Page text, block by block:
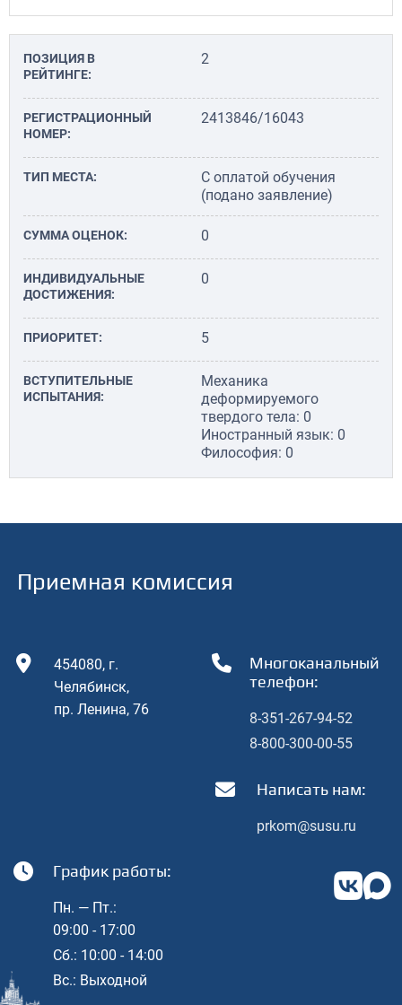
ПОЗИЦИЯ В
РЕЙТИНГЕ:
2
РЕГИСТРА­ЦИОННЫЙ
НОМЕР:
2413846/16043
ТИП МЕСТА:
С оплатой обучения
(подано заявление)
СУММА ОЦЕНОК: 0
ИНДИВИДУАЛЬНЫЕ
ДОСТИЖЕНИЯ:
0
ПРИОРИТЕТ: 5
ВСТУПИТЕЛЬНЫЕ
ИСПЫТАНИЯ:
Механика
деформируемого
твердого тела: 0
Иностранный язык: 0
Философия: 0
Приемная комиссия
454080, г.
Челябинcк,
пр. Ленина, 76
Многоканальный
телефон:
8-351-267-94-52
8-800-300-00-55
Написать нам:
prkom@susu.ru
График работы:
Пн. — Пт.:
09:00 - 17:00
Cб.: 10:00 - 14:00
Вс.: Выходной